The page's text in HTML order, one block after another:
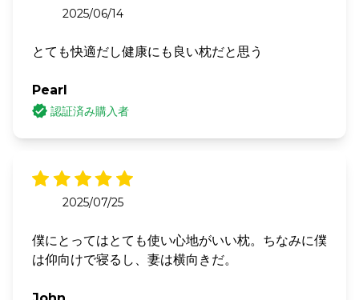
2025/06/14
とても快適だし健康にも良い枕だと思う
Pearl
認証済み購入者
2025/07/25
僕にとってはとても使い心地がいい枕。ちなみに僕
は仰向けで寝るし、妻は横向きだ。